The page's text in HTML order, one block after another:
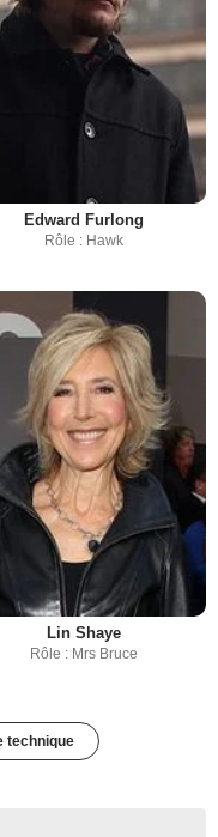
Edward Furlong
Rôle : Hawk
Lin Shaye
Rôle : Mrs Bruce
technique